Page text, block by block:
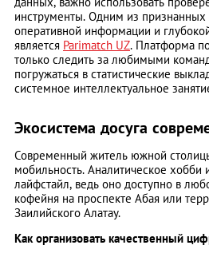
инструменты. Одним из признанных
оперативной информации и
является Parimatch UZ. Платформа
только следить за любимыми
погружаться в статистические
системное интеллектуальное
Экосистема досуга
Современный житель южной
мобильность. Аналитическое хобби
лайфстайл, ведь оно доступно в
кофейня на проспекте Абая или
Заилийского Алатау.
Как организовать качественный